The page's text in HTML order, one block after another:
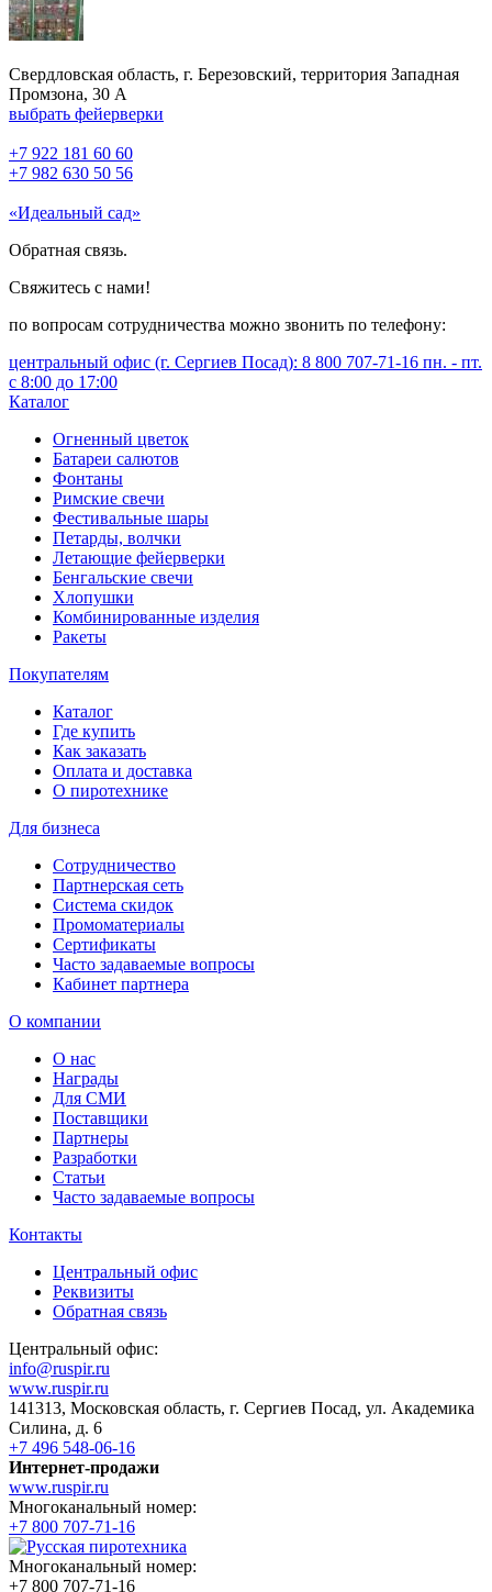
Свердловская область, г. Березовский, территория Западная
Промзона, 30 А
выбрать фейерверки
+7 922 181 60 60
+7 982 630 50 56
«Идеальный сад»
Обратная связь.
Свяжитесь с нами!
по вопросам сотрудничества можно звонить по телефону:
центральный офис (г. Сергиев Посад): 8 800 707-71-16 пн. - пт.
с 8:00 до 17:00
Каталог
Огненный цветок
Батареи салютов
Фонтаны
Римские свечи
Фестивальные шары
Петарды, волчки
Летающие фейерверки
Бенгальские свечи
Хлопушки
Комбинированные изделия
Ракеты
Покупателям
Каталог
Где купить
Как заказать
Оплата и доставка
О пиротехнике
Для бизнеса
Сотрудничество
Партнерская сеть
Система скидок
Промоматериалы
Сертификаты
Часто задаваемые вопросы
Кабинет партнера
О компании
О нас
Награды
Для СМИ
Поставщики
Партнеры
Разработки
Статьи
Часто задаваемые вопросы
Контакты
Центральный офис
Реквизиты
Обратная связь
Центральный офис:
info@ruspir.ru
www.ruspir.ru
141313, Московская область, г. Сергиев Посад, ул. Академика
Силина, д. 6
+7 496 548-06-16
Интернет-продажи
www.ruspir.ru
Многоканальный номер:
+7 800 707-71-16
Многоканальный номер:
+7 800 707-71-16